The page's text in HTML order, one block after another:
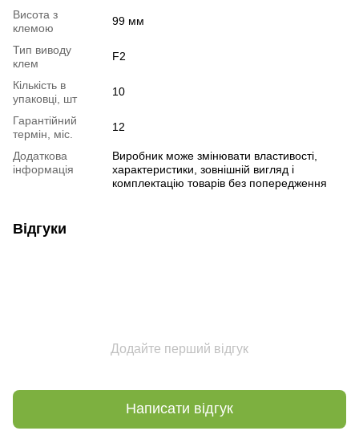
Висота з
клемою
99 мм
Тип виводу
клем
F2
Кількість в
упаковці, шт
10
Гарантійний
термін, міс.
12
Додаткова
інформація
Виробник може змінювати властивості,
характеристики, зовнішній вигляд і
комплектацію товарів без попередження
Відгуки
Додайте перший відгук
Написати відгук